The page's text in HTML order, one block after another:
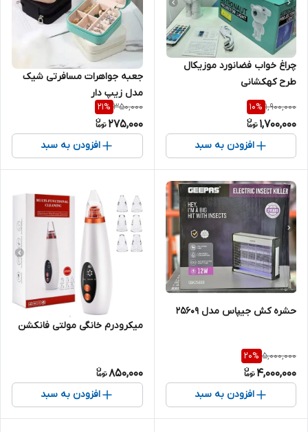
چراغ خواب فضانورد موزیکال
طرح کهکشانی
1,900,000
10%
1,700,000
افزودن به سبد
جعبه جواهرات مسافرتی شیک
مدل زیپ دار
350,000
21%
275,000
افزودن به سبد
حشره کش جیپاس مدل ۲۵۶۰۹
5,000,000
20%
4,000,000
افزودن به سبد
میکرودرم خانگی مولتی فانکشن
850,000
افزودن به سبد